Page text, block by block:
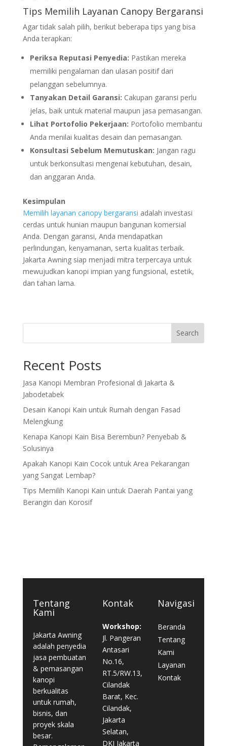
Tips Memilih Layanan Canopy Bergaransi
Agar tidak salah pilih, berikut beberapa tips yang bisa
Anda terapkan:
Periksa Reputasi Penyedia: Pastikan mereka
memiliki pengalaman dan ulasan positif dari
pelanggan sebelumnya.
Tanyakan Detail Garansi: Cakupan garansi perlu
jelas, baik untuk material maupun jasa pemasangan.
Lihat Portofolio Pekerjaan: Portofolio membantu
Anda menilai kualitas desain dan pemasangan.
Konsultasi Sebelum Memutuskan: Jangan ragu
untuk berkonsultasi mengenai kebutuhan, desain,
dan anggaran Anda.
Kesimpulan
Memilih layanan canopy bergaransi adalah investasi
cerdas untuk hunian maupun bangunan komersial
Anda. Dengan garansi, Anda mendapatkan
perlindungan, kenyamanan, serta kualitas terbaik.
Jakarta Awning siap menjadi mitra terpercaya untuk
mewujudkan kanopi impian yang fungsional, estetik,
dan tahan lama.
Search
Recent Posts
Jasa Kanopi Membran Profesional di Jakarta &
Jabodetabek
Desain Kanopi Kain untuk Rumah dengan Fasad
Melengkung
Kenapa Kanopi Kain Bisa Berembun? Penyebab &
Solusinya
Apakah Kanopi Kain Cocok untuk Area Pekarangan
yang Sangat Lembap?
Tips Memilih Kanopi Kain untuk Daerah Pantai yang
Berangin dan Korosif
Tentang
Kami
Jakarta Awning
adalah penyedia
jasa pembuatan
& pemasangan
kanopi
berkualitas
untuk rumah,
bisnis, dan
proyek skala
besar.
Kontak
Workshop:
Jl. Pangeran
Antasari
No.16,
RT.5/RW.13,
Cilandak
Barat, Kec.
Cilandak,
Jakarta
Selatan,
DKI Jakarta
Navigasi
Beranda
Tentang
Kami
Layanan
Kontak